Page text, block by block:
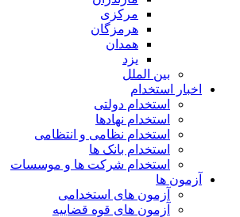
مرکزی
هرمزگان
همدان
یزد
بین الملل
اخبار استخدام
استخدام دولتی
استخدام نهادها
استخدام نظامی و انتظامی
استخدام بانک ها
استخدام شرکت ها و موسسات
آزمون ها
آزمون های استخدامی
آزمون های قوه قضاییه